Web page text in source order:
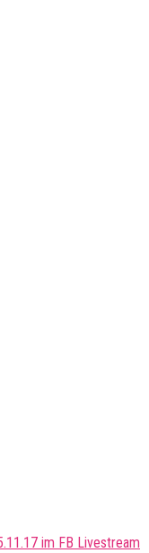
im FB Livestream